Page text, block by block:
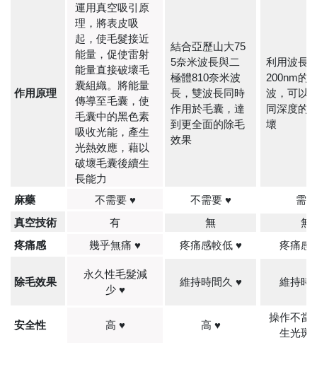
作用原理
運用真空吸引原
理，將表皮吸
起，使毛髮接近
能量，促使雷射
能量直接破壞毛
囊組織。將能量
傳導至毛囊，使
毛囊中的黑色素
吸收光能，產生
光熱效應，藉以
破壞毛囊後續生
長能力
結合亞歷山大75
5奈米波長與二
極體810奈米波
長，雙波長同時
作用於毛囊，達
到更全面的除毛
效果
利用波長
200nm的
波，可以
同深度的
壞
麻藥 不需要 ♥ 不需要 ♥
需要
真空技術
有 無
無
疼痛感
幾乎無痛 ♥ 疼痛感較低♥ 疼痛感
除毛效果
永久性毛髮減
少♥
維持時間久 ♥ 維持時
安全性 高 ♥ 高 ♥
操作不當
生光斑